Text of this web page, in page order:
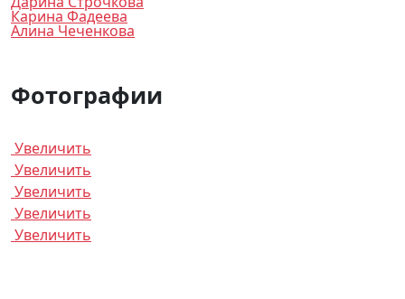
Карина Фадеева
Алина Чеченкова
Фотографии
Увеличить
Увеличить
Увеличить
Увеличить
Увеличить